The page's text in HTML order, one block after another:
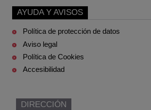
AYUDA Y AVISOS
Política de protección de datos
Aviso legal
Política de Cookies
Accesibilidad
DIRECCIÓN